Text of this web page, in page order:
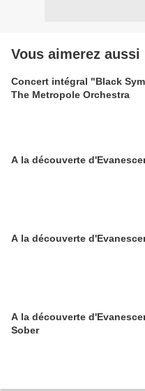
Vous aimerez aussi
Concert intégral "Black
The Metropole Orchestra
A la découverte
A la découverte
A la découverte
Sober